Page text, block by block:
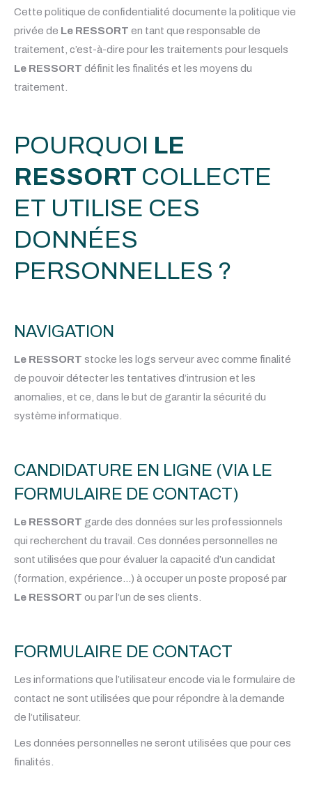
Cette politique de confidentialité documente la politique vie
privée de Le RESSORT en tant que responsable de
traitement, c’est-à-dire pour les traitements pour lesquels
Le RESSORT définit les finalités et les moyens du
traitement.
POURQUOI LE
RESSORT COLLECTE
ET UTILISE CES
DONNÉES
PERSONNELLES ?
NAVIGATION
Le RESSORT stocke les logs serveur avec comme finalité
de pouvoir détecter les tentatives d’intrusion et les
anomalies, et ce, dans le but de garantir la sécurité du
système informatique.
CANDIDATURE EN LIGNE (VIA LE
FORMULAIRE DE CONTACT)
Le RESSORT garde des données sur les professionnels
qui recherchent du travail. Ces données personnelles ne
sont utilisées que pour évaluer la capacité d’un candidat
(formation, expérience…) à occuper un poste proposé par
Le RESSORT ou par l’un de ses clients.
FORMULAIRE DE CONTACT
Les informations que l’utilisateur encode via le formulaire de
contact ne sont utilisées que pour répondre à la demande
de l’utilisateur.
Les données personnelles ne seront utilisées que pour ces
finalités.